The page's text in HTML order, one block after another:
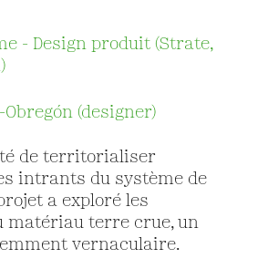
- Design produit (Strate,
(designer)
de territorialiser
intrants du système de
a exploré les
matériau terre crue, un
vernaculaire.